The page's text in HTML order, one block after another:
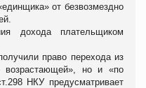
от безвозмездно
дохода плательщиком
право перехода из
возрастающей», но и «по
НКУ предусматривает